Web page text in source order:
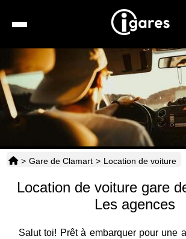
Recherche
Location de
Hôtels
Taxis
Horaires
> Gare de Clamart > Location de voiture
Location de voiture gare
Les agences
Salut toi! Prêt à embarquer pour une